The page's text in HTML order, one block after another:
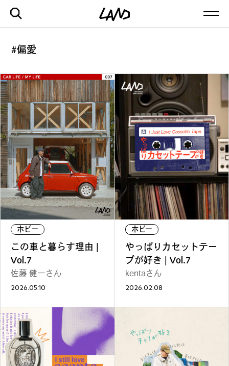
最新記事一覧を見る
ファッション
アート＆イベント ホビー
#偏愛
ホビー
この車と暮らす理由 |
Vol.7
佐藤 健一さん
2026.05.10
ホビー
やっぱりカセットテー
プが好き | Vol.7
kentaさん
2026.02.08